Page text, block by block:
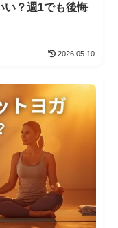
い？週1でも後悔
2026.05.10